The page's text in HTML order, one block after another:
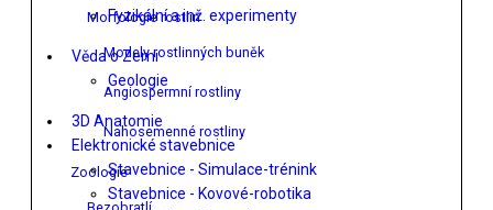
Fyzikální a inž. experimenty
Věda o Zemi
Geologie
3D Anatomie
Elektronické stavebnice
Stavebnice - Simulace-trénink
Stavebnice - Kovové-robotika
Morfologie rostlin
Modely rostlinných buněk
Angiospermní rostliny
Nahosemenné rostliny
Zoologie